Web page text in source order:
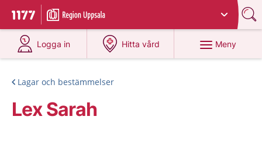
Till startsidan för 1177
Du har valt region
Logga in
på 1177.se
Hitta vård
på 1177.se
Meny
Lagar och bestämmelser
Lex Sarah